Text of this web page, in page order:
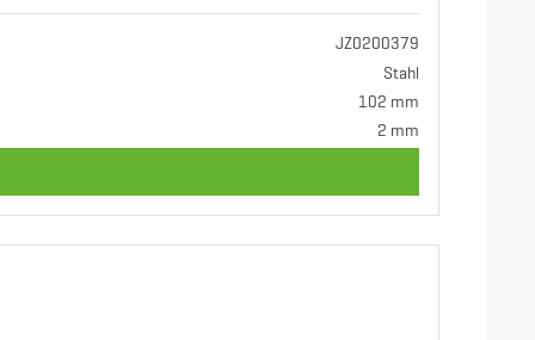
JZ0200379
Stahl
102 mm
2 mm